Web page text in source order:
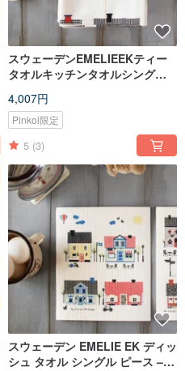
スウェーデンEMELIEEKティー
タオルキッチンタオルシングル
4,007円
Pinkoi限定
5 (3)
スウェーデン EMELIE EK ディッ
シュ タオル シングル ピース –